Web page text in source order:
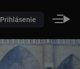
Prihlásenie